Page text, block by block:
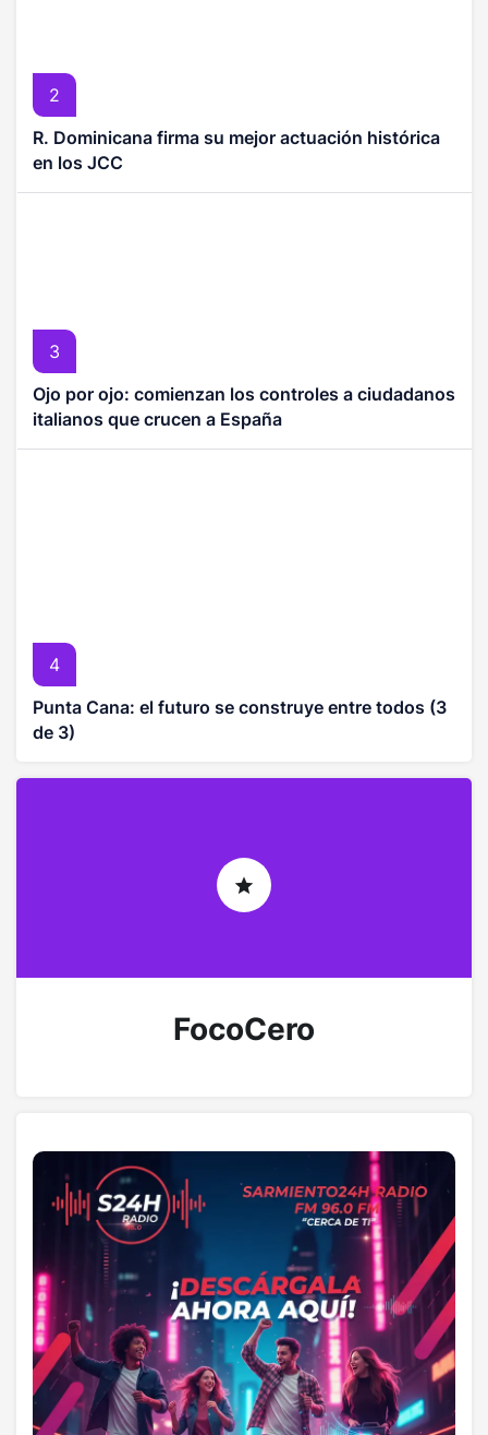
2
R. Dominicana firma su mejor actuación histórica
en los JCC
3
Ojo por ojo: comienzan los controles a ciudadanos
italianos que crucen a España
4
Punta Cana: el futuro se construye entre todos (3
de 3)
FocoCero